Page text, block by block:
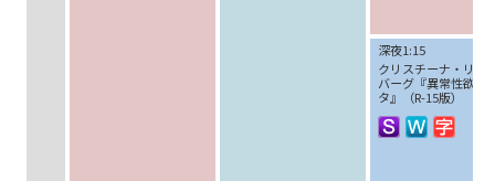
深夜1:15
クリスチーナ・リン
バーグ『異常性欲ア
タ』（R-15版）